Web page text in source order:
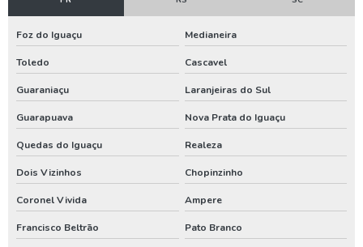
Limpeza de poço tubular
Limpeza de reservatório de água
Limpeza de reservatório de água potável
Limpeza e desinfecção de poços
Limpeza e desinfecção de poços artesianos
Limpeza e manutenção de poços
Limpeza e manutenção de poços artesianos
Locadora de geradores
Manutenção de bomba de poço artesiano
Foz do Iguaçu Medianeira
Toledo Cascavel
Guaraniaçu Laranjeiras do Sul
Guarapuava Nova Prata do Iguaçu
Quedas do Iguaçu Realeza
Dois Vizinhos Chopinzinho
Coronel Vivida Ampere
Francisco Beltrão Pato Branco